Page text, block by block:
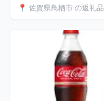
📍 佐賀県鳥栖市 の返礼品